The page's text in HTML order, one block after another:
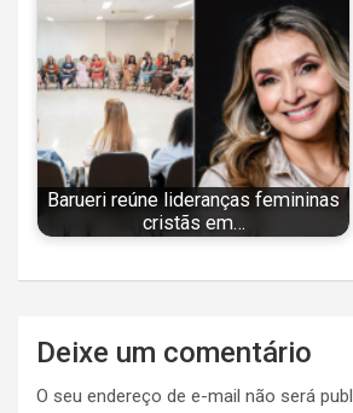
Barueri reúne lideranças femininas
cristãs em…
Navegação
de
Deixe um comentário
O seu endereço de e-mail não será